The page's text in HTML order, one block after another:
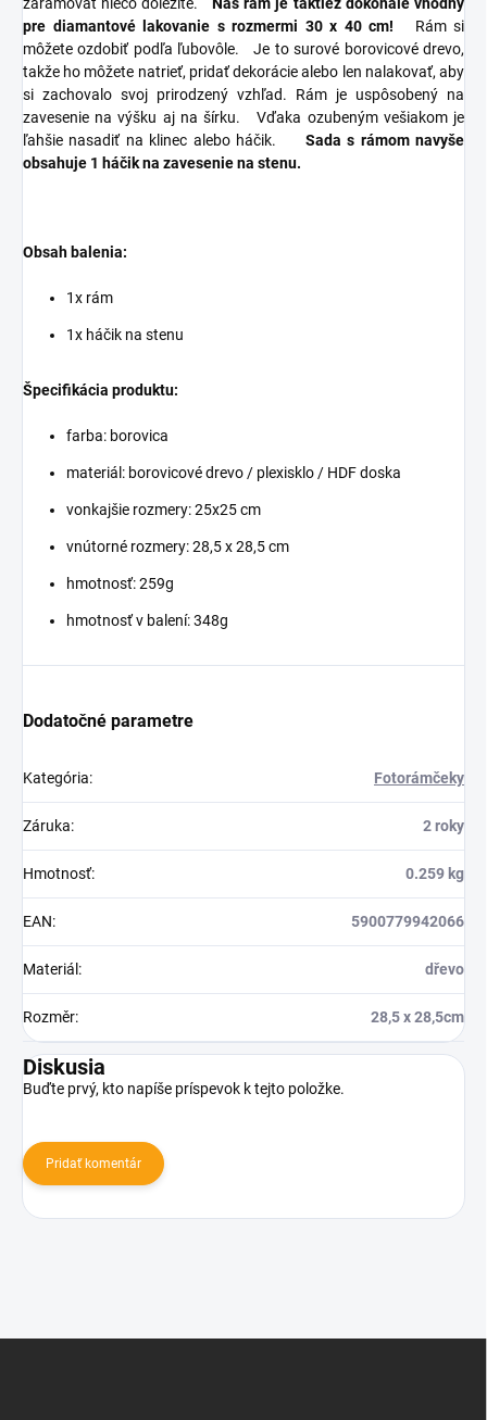
pre diamantové lakovanie s rozmermi 30 x 40 cm!
Rám si
môžete ozdobiť podľa ľubovôle.
Je to surové borovicové drevo,
takže ho môžete natrieť, pridať dekorácie alebo len nalakovať, aby
si zachovalo svoj prirodzený vzhľad.
Rám je uspôsobený na
zavesenie na výšku aj na šírku.
Vďaka ozubeným vešiakom je
ľahšie nasadiť na klinec alebo háčik.
Sada s rámom navyše
obsahuje 1 háčik na zavesenie na stenu.
Obsah balenia:
1x rám
1x háčik na stenu
Špecifikácia produktu:
farba: borovica
materiál: borovicové drevo / plexisklo / HDF doska
vonkajšie rozmery: 25x25 cm
vnútorné rozmery: 28,5 x 28,5 cm
hmotnosť: 259g
hmotnosť v balení: 348g
Dodatočné parametre
Kategória: Fotorámčeky
Záruka: 2 roky
Hmotnosť: 0.259 kg
EAN: 5900779942066
Materiál : dřevo
Rozměr: 28,5 x 28,5cm
Diskusia
Buďte prvý, kto napíše príspevok k tejto položke.
Pridať komentár